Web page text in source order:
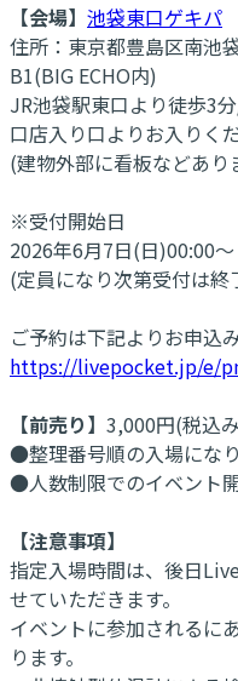
【会場】 池袋東口ゲキパ
住所：東京都豊島区南池
B1(BIG ECHO内)
JR池袋駅東口より徒歩3
口店入り口よりお入りく
(建物外部に看板などあり
※受付開始日
2026年6月7日(日)00:00～
(定員になり次第受付は終
ご予約は下記よりお申込
https://livepocket.jp/e/
【前売り】 3,000円(税込
●整理番号順の入場にな
●人数制限でのイベント開
【注意事項】
指定入場時間は、後日
せていただきます。
イベントに参加されるに
ります。